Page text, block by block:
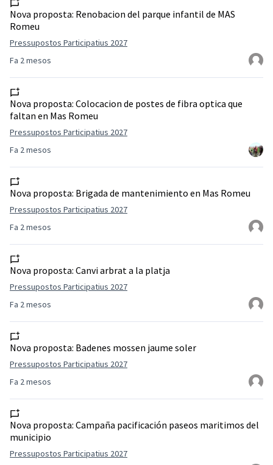
Fa 2 mesos
Nova proposta: Renobacion del parque infantil de MAS
Romeu
Pressupostos Participatius 2027
Fa 2 mesos
Nova proposta: Colocacion de postes de fibra optica que
faltan en Mas Romeu
Pressupostos Participatius 2027
Fa 2 mesos
Nova proposta: Brigada de mantenimiento en Mas Romeu
Pressupostos Participatius 2027
Fa 2 mesos
Nova proposta: Canvi arbrat a la platja
Pressupostos Participatius 2027
Fa 2 mesos
Nova proposta: Badenes mossen jaume soler
Pressupostos Participatius 2027
Nova proposta: Campaña pacificación paseos maritimos del
municipio
Pressupostos Participatius 2027